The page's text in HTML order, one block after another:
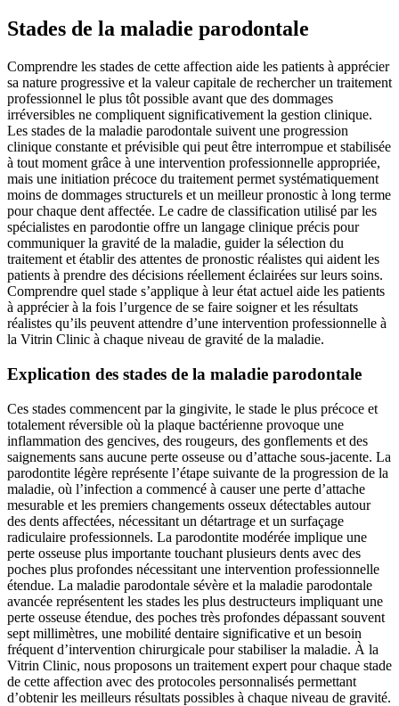
Stades de la maladie parodontale
Comprendre les stades de cette affection aide les patients à apprécier
sa nature progressive et la valeur capitale de rechercher un traitement
professionnel le plus tôt possible avant que des dommages
irréversibles ne compliquent significativement la gestion clinique.
Les stades de la maladie parodontale suivent une progression
clinique constante et prévisible qui peut être interrompue et stabilisée
à tout moment grâce à une intervention professionnelle appropriée,
mais une initiation précoce du traitement permet systématiquement
moins de dommages structurels et un meilleur pronostic à long terme
pour chaque dent affectée. Le cadre de classification utilisé par les
spécialistes en parodontie offre un langage clinique précis pour
communiquer la gravité de la maladie, guider la sélection du
traitement et établir des attentes de pronostic réalistes qui aident les
patients à prendre des décisions réellement éclairées sur leurs soins.
Comprendre quel stade s’applique à leur état actuel aide les patients
à apprécier à la fois l’urgence de se faire soigner et les résultats
réalistes qu’ils peuvent attendre d’une intervention professionnelle à
la Vitrin Clinic à chaque niveau de gravité de la maladie.
Explication des stades de la maladie parodontale
Ces stades commencent par la gingivite, le stade le plus précoce et
totalement réversible où la plaque bactérienne provoque une
inflammation des gencives, des rougeurs, des gonflements et des
saignements sans aucune perte osseuse ou d’attache sous-jacente. La
parodontite légère représente l’étape suivante de la progression de la
maladie, où l’infection a commencé à causer une perte d’attache
mesurable et les premiers changements osseux détectables autour
des dents affectées, nécessitant un détartrage et un surfaçage
radiculaire professionnels. La parodontite modérée implique une
perte osseuse plus importante touchant plusieurs dents avec des
poches plus profondes nécessitant une intervention professionnelle
étendue. La maladie parodontale sévère et la maladie parodontale
avancée représentent les stades les plus destructeurs impliquant une
perte osseuse étendue, des poches très profondes dépassant souvent
sept millimètres, une mobilité dentaire significative et un besoin
fréquent d’intervention chirurgicale pour stabiliser la maladie. À la
Vitrin Clinic, nous proposons un traitement expert pour chaque stade
de cette affection avec des protocoles personnalisés permettant
d’obtenir les meilleurs résultats possibles à chaque niveau de gravité.